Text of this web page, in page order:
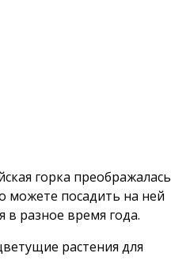
горка преображалась
можете посадить на ней
в разное время года.
растения для